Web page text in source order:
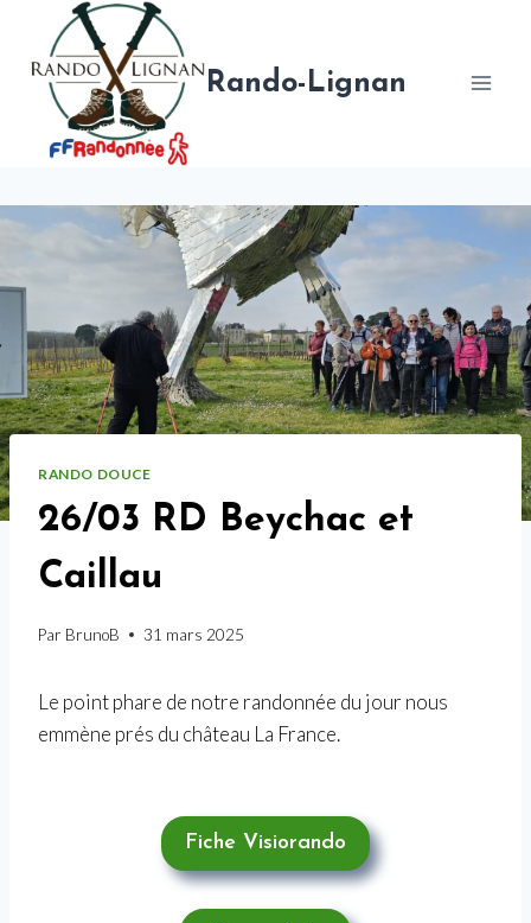
contenu
Rando-Lignan
RANDO DOUCE
26/03 RD Beychac et
Caillau
Par BrunoB 31 mars 2025
Le point phare de notre randonnée du jour nous
emmène prés du château La France.
Fiche Visiorando